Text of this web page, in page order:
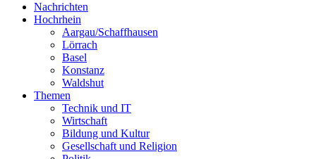
Nachrichten
Hochrhein
Aargau/Schaffhausen
Lörrach
Basel
Konstanz
Waldshut
Themen
Technik und IT
Wirtschaft
Bildung und Kultur
Gesellschaft und Religion